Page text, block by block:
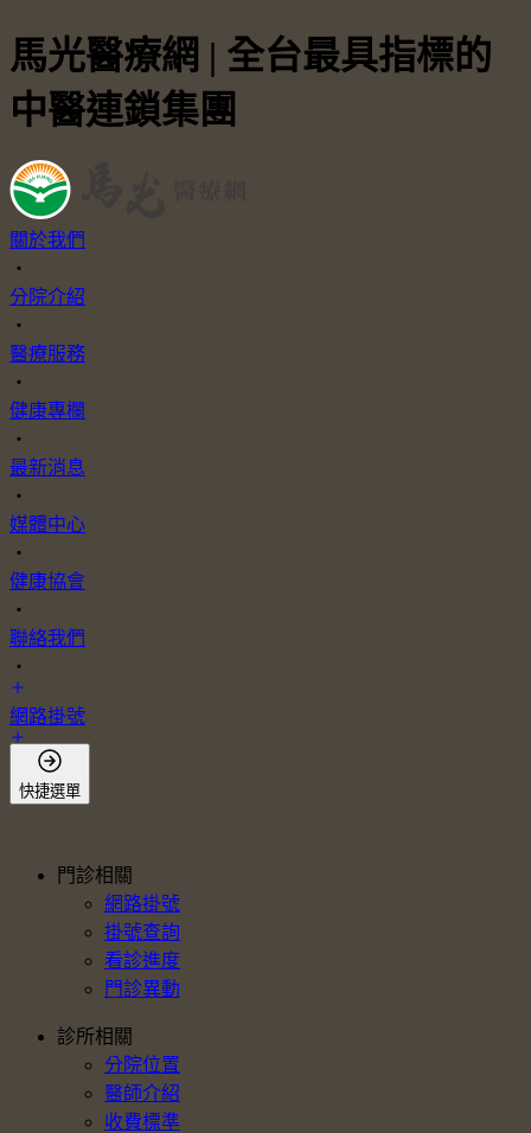
馬光醫療網 | 全台最具指標的
中醫連鎖集團
關於我們
・
分院介紹
・
醫療服務
・
健康專欄
・
最新消息
・
媒體中心
・
健康協會
・
聯絡我們
・
網路掛號
會員登入
快捷選單
門診相關
網路掛號
掛號查詢
看診進度
門診異動
診所相關
分院位置
醫師介紹
收費標準